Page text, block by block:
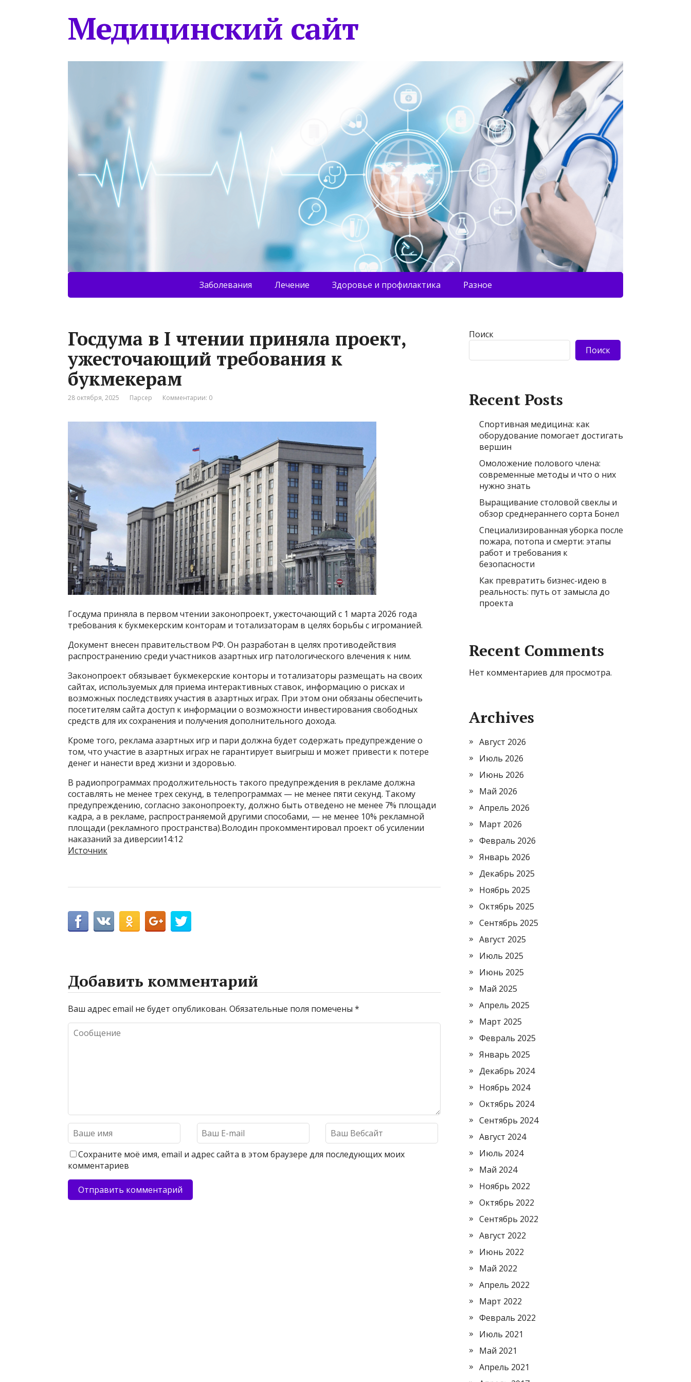
Медицинский сайт
Заболевания Лечение Здоровье и профилактика Разное
Госдума в I чтении приняла проект,
ужесточающий требования к
букмекерам
28 октября, 2025 Парсер Комментарии: 0
Госдума приняла в первом чтении законопроект, ужесточающий с 1 марта 2026 года
требования к букмекерским конторам и тотализаторам в целях борьбы с игроманией.
Документ внесен правительством РФ. Он разработан в целях противодействия
распространению среди участников азартных игр патологического влечения к ним.
Законопроект обязывает букмекерские конторы и тотализаторы размещать на своих
сайтах, используемых для приема интерактивных ставок, информацию о рисках и
возможных последствиях участия в азартных играх. При этом они обязаны обеспечить
посетителям сайта доступ к информации о возможности инвестирования свободных
средств для их сохранения и получения дополнительного дохода.
Кроме того, реклама азартных игр и пари должна будет содержать предупреждение о
том, что участие в азартных играх не гарантирует выигрыш и может привести к потере
денег и нанести вред жизни и здоровью.
В радиопрограммах продолжительность такого предупреждения в рекламе должна
составлять не менее трех секунд, в телепрограммах — не менее пяти секунд. Такому
предупреждению, согласно законопроекту, должно быть отведено не менее 7% площади
кадра, а в рекламе, распространяемой другими способами, — не менее 10% рекламной
площади (рекламного пространства).Володин прокомментировал проект об усилении
наказаний за диверсии14:12
Источник
Добавить комментарий
Ваш адрес email не будет опубликован. Обязательные поля помечены *
Сохраните моё имя, email и адрес сайта в этом браузере для последующих моих
комментариев
Поиск
Поиск
Recent Posts
Спортивная медицина: как
оборудование помогает достигать
вершин
Омоложение полового члена:
современные методы и что о них
нужно знать
Выращивание столовой свеклы и
обзор среднераннего сорта Бонел
Специализированная уборка после
пожара, потопа и смерти: этапы
работ и требования к
безопасности
Как превратить бизнес-идею в
реальность: путь от замысла до
проекта
Recent Comments
Нет комментариев для просмотра.
Archives
Август 2026
Июль 2026
Июнь 2026
Май 2026
Апрель 2026
Март 2026
Февраль 2026
Январь 2026
Декабрь 2025
Ноябрь 2025
Октябрь 2025
Сентябрь 2025
Август 2025
Июль 2025
Июнь 2025
Май 2025
Апрель 2025
Март 2025
Февраль 2025
Январь 2025
Декабрь 2024
Ноябрь 2024
Октябрь 2024
Сентябрь 2024
Август 2024
Июль 2024
Май 2024
Ноябрь 2022
Октябрь 2022
Сентябрь 2022
Август 2022
Июнь 2022
Май 2022
Апрель 2022
Март 2022
Февраль 2022
Июль 2021
Май 2021
Апрель 2021